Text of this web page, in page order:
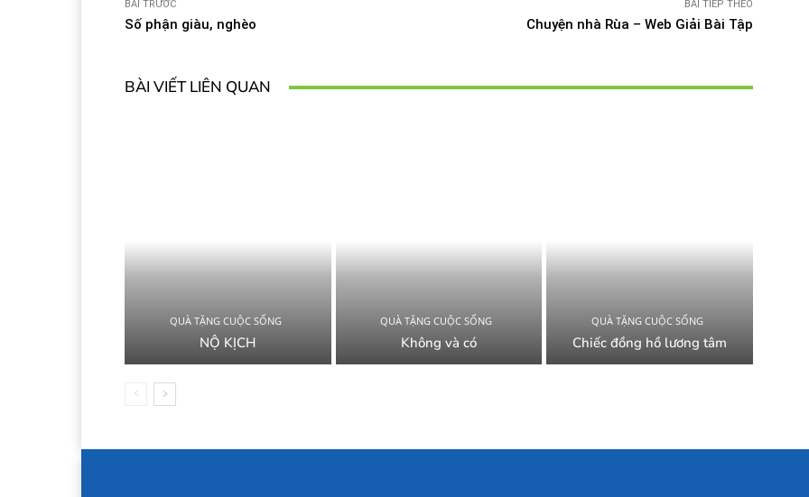
BÀI TRƯỚC
Số phận giàu, nghèo
BÀI TIẾP THEO
Chuyện nhà Rùa – Web Giải Bài Tập
BÀI VIẾT LIÊN QUAN
QUÀ TẶNG CUỘC SỐNG
NỘ KỊCH
QUÀ TẶNG CUỘC SỐNG
Không và có
QUÀ TẶNG CUỘC SỐNG
Chiếc đồng hồ lương tâm